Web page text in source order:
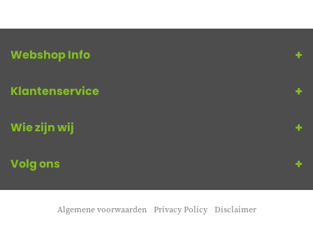
Webshop Info
Klantenservice
Wie zijn wij
Volg ons
Algemene voorwaarden Privacy Policy Disclaimer